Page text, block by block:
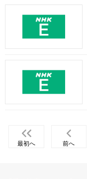
最初へ 前へ